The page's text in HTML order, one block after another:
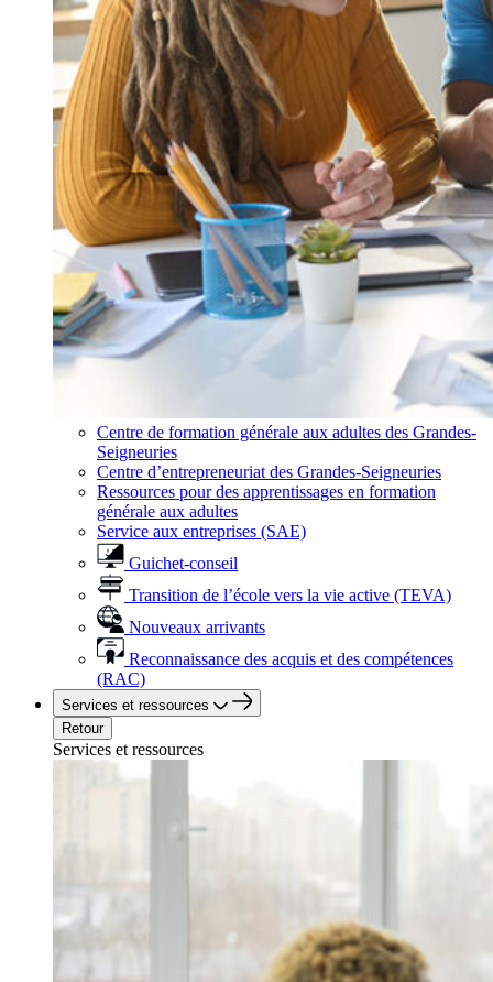
Centre de formation générale aux adultes des Grandes-
Seigneuries
Centre d’entrepreneuriat des Grandes-Seigneuries
Ressources pour des apprentissages en formation
générale aux adultes
Service aux entreprises (SAE)
Guichet-conseil
Transition de l’école vers la vie active (TEVA)
Nouveaux arrivants
Reconnaissance des acquis et des compétences
(RAC)
Services et ressources
Retour
Services et ressources